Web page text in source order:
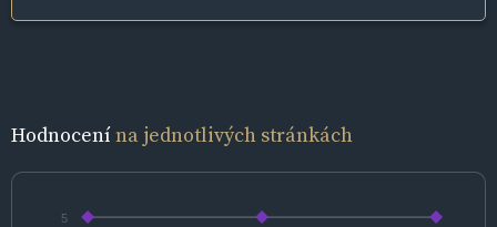
Hodnocenína jednotlivých stránkách
5